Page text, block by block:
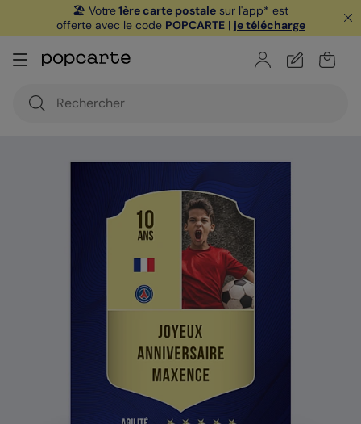
🏖️ Votre1ère carte postale sur l'app* est
offerte avec le code POPCARTE| je télécharge